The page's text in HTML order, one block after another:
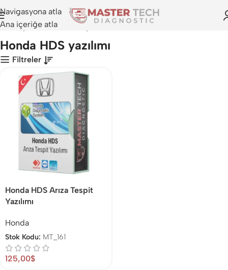
Navigasyona atla
Ana içeriğe atla
Anasayfa>Honda HDS yazılımı
Honda HDS yazılımı
Filtreler
Honda HDS Arıza Tespit
Yazılımı
Honda
Stok Kodu: MT_161
125,00$